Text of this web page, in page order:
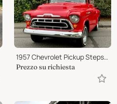
1957 Chevrolet Pickup Stepside Pickup
Prezzo su richiesta